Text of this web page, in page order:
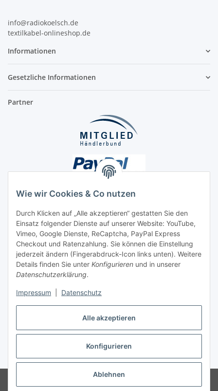
Alle akzeptieren
Konfigurieren
Ablehnen
Wie wir Cookies & Co nutzen
Durch Klicken auf „Alle akzeptieren“ gestatten Sie den
Einsatz folgender Dienste auf unserer Website: YouTube,
Vimeo, Google Dienste, ReCaptcha, PayPal Express
Checkout und Ratenzahlung. Sie können die Einstellung
jederzeit ändern (Fingerabdruck-Icon links unten). Weitere
Details finden Sie unter Konfigurieren und in unserer
Datenschutzerklärung.
Impressum Datenschutz
info@radiokoelsch.de
textilkabel-onlineshop.de
Informationen
Gesetzliche Informationen
Partner
Unsere Seiten
Social Media
Vertrag widerrufen
* Alle Preise inkl. gesetzlicher USt., ** siehe Lieferbedingungen, zzgl.
Versand
Onlineshop für Endkunden und Wiederverkäufer